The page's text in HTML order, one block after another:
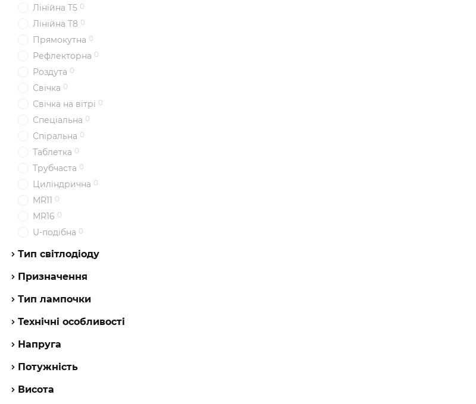
Лінійна T5 0
Лінійна T8 0
Прямокутна 0
Рефлекторна 0
Роздута 0
Свічка 0
Свічка на вітрі 0
Спеціальна 0
Спіральна 0
Таблетка 0
Трубчаста 0
Циліндрична 0
MR11 0
MR16 0
U-подібна 0
Тип світлодіоду
Призначення
Тип лампочки
Технічні особливості
Напруга
Потужність
Висота